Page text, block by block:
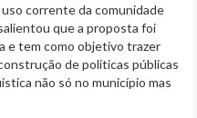
corrente da comunidade
que a proposta foi
e tem como objetivo trazer
de políticas públicas
não só no município mas